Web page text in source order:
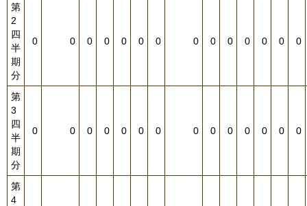
第
2
四
半
期
分
0 0 0 0 0 0 0 0 0 0 0 0 0 0
第
3
四
半
期
分
0 0 0 0 0 0 0 0 0 0 0 0 0 0
第
4